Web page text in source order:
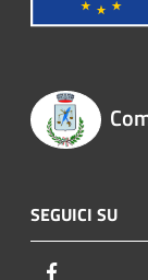
SEGUICI SU